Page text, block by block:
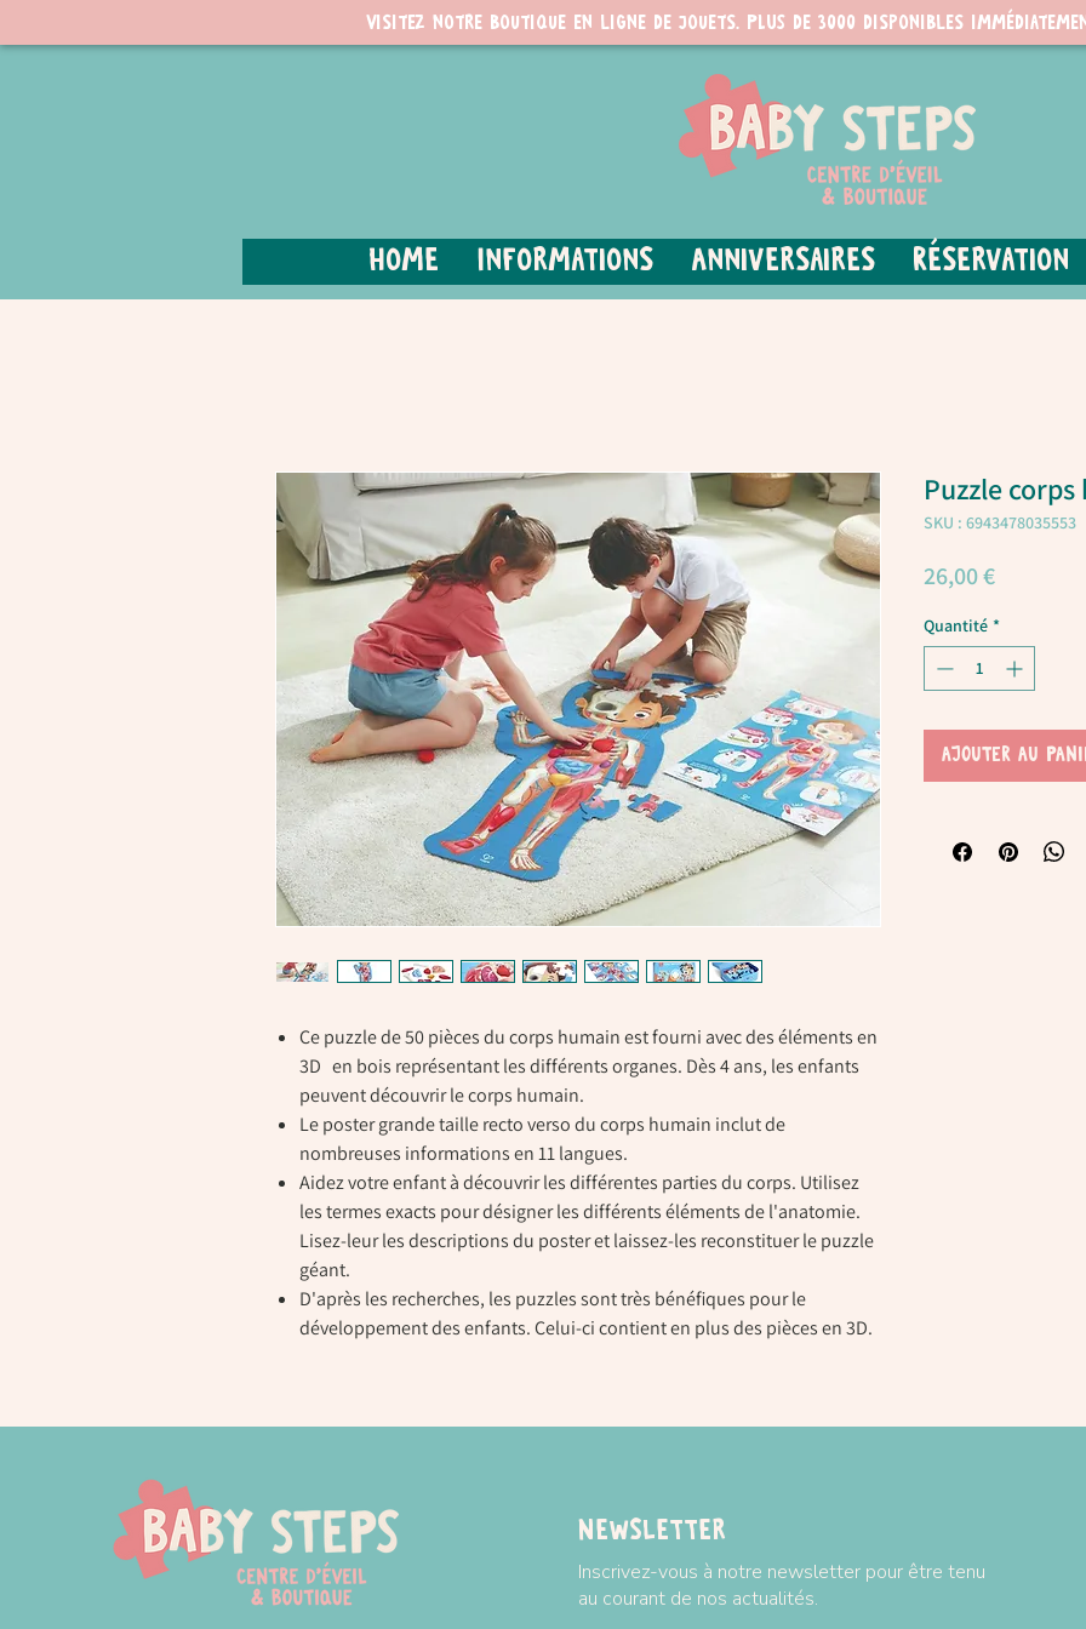
Visitez notre boutique en ligne de jouets. PLUS de 3000 disponibles
Home Informations Anniversaires Réservation
Ce puzzle de 50 pièces du corps humain est fourni avec des éléments en
3D en bois représentant les différents organes. Dès 4 ans, les enfants
peuvent découvrir le corps humain.
Le poster grande taille recto verso du corps humain inclut de
nombreuses informations en 11 langues.
Aidez votre enfant à découvrir les différentes parties du corps. Utilisez
les termes exacts pour désigner les différents éléments de l'anatomie.
Lisez-leur les descriptions du poster et laissez-les reconstituer le puzzle
géant.
D'après les recherches, les puzzles sont très bénéfiques pour le
développement des enfants. Celui-ci contient en plus des pièces en 3D.
Puzzle
SKU : 6943478035553
26,00 €Prix
Quantité *
AJOUTER AU
Newsletter
Inscrivez-vous à notre newsletter pour être tenu
au courant de nos actualités.